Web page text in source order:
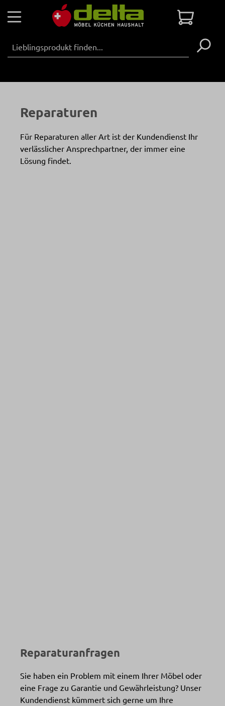
Zum Hauptinhalt springen
Reparaturen
Für Reparaturen aller Art ist der Kundendienst Ihr
verlässlicher Ansprechpartner, der immer eine
Lösung findet.
Reparaturanfragen
Sie haben ein Problem mit einem Ihrer Möbel oder
eine Frage zu Garantie und Gewährleistung? Unser
Kundendienst kümmert sich gerne um Ihre